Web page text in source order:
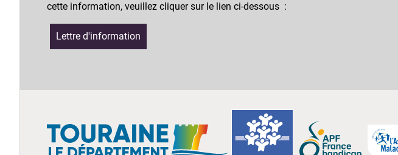
cette information, veuillez cliquer sur le lien ci-dessous :
Lettre d'information